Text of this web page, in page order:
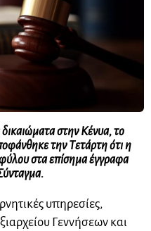
δικαιώματα στην Κένυα, το
την Τετάρτη ότι η
στα επίσημα έγγραφα
υπηρεσίες,
Γεννήσεων και